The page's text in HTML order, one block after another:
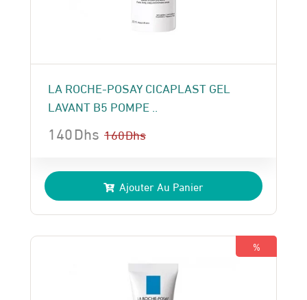
LA ROCHE-POSAY CICAPLAST GEL
LAVANT B5 POMPE ..
160Dhs
prix
initial
était :
160 Dhs.
140Dhs
prix
actuel
est :
140 Dhs.
Ajouter Au Panier
%